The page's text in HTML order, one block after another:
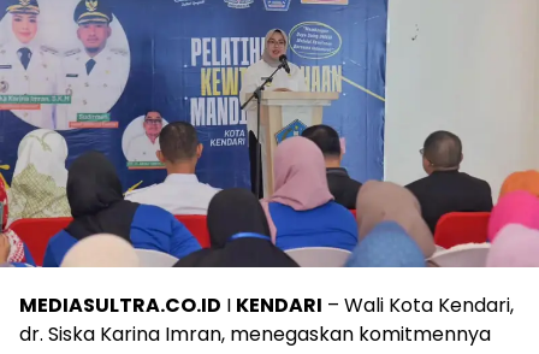
MEDIASULTRA.CO.ID I KENDARI – Wali Kota Kendari,
dr. Siska Karina Imran, menegaskan komitmennya